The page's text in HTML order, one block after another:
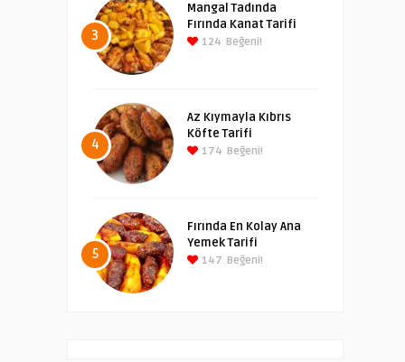
3
Mangal Tadında
Fırında Kanat Tarifi
124 Beğeni!
4
Az Kıymayla Kıbrıs
Köfte Tarifi
174 Beğeni!
5
Fırında En Kolay Ana
Yemek Tarifi
147 Beğeni!